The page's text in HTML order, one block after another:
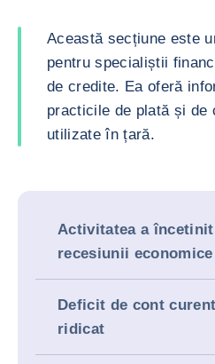
Această secțiune este
pentru specialiștii
de credite. Ea oferă
practicile de plată și de
utilizate în țară.
Activitatea a
recesiunii
Deficit de cont
ridicat